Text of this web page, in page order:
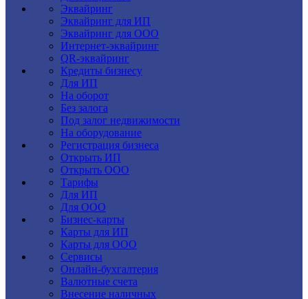
Эквайринг
Эквайринг для ИП
Эквайринг для ООО
Интернет-эквайринг
QR-эквайринг
Кредиты бизнесу
Для ИП
На оборот
Без залога
Под залог недвижимости
На оборудование
Регистрация бизнеса
Открыть ИП
Открыть ООО
Тарифы
Для ИП
Для ООО
Бизнес-карты
Карты для ИП
Карты для ООО
Сервисы
Онлайн-бухгалтерия
Валютные счета
Внесение наличных